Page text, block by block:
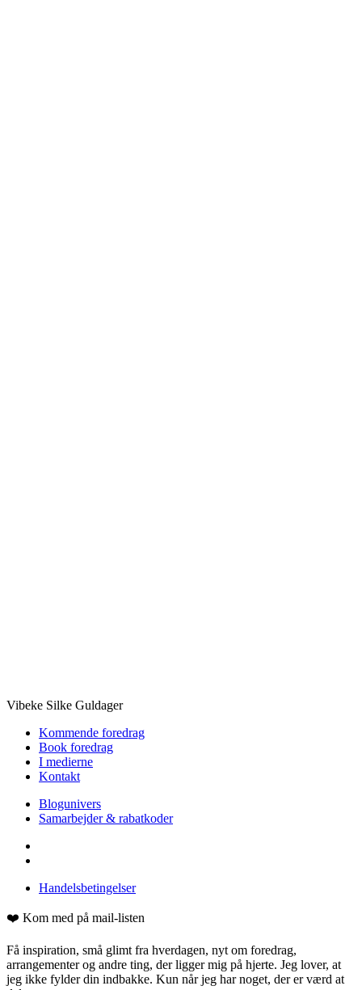
Vibeke Silke Guldager
Kommende foredrag
Book foredrag
I medierne
Kontakt
Blogunivers
Samarbejder & rabatkoder
Handelsbetingelser
❤️ Kom med på mail-listen
Få inspiration, små glimt fra hverdagen, nyt om foredrag,
arrangementer og andre ting, der ligger mig på hjerte. Jeg lover, at
jeg ikke fylder din indbakke. Kun når jeg har noget, der er værd at